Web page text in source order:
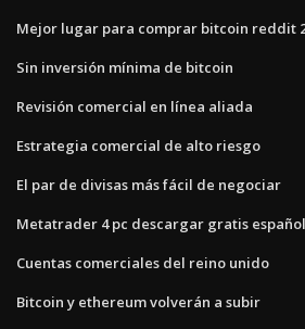
Mejor lugar para comprar bitcoin reddit
Sin inversión mínima de bitcoin
Revisión comercial en línea aliada
Estrategia comercial de alto riesgo
El par de divisas más fácil de negociar
Metatrader 4 pc descargar gratis español
Cuentas comerciales del reino unido
Bitcoin y ethereum volverán a subir